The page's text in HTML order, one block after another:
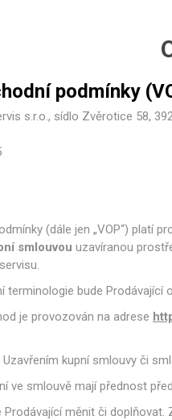
podmínky
s.r.o., sídlo Zvěrotice 58,
(dále jen „VOP“) platí
smlouvou uzavíranou
terminologie bude
je provozován na adrese
Uzavřením kupní smlouvy či
ve smlouvě mají přednost
Prodávající měnit či